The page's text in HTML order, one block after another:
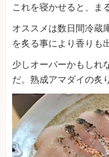
これを寝かせると、ま
オススメは数日間冷蔵
を炙る事により香りも
少しオーバーかもしれ
だ。熟成アマダイの炙